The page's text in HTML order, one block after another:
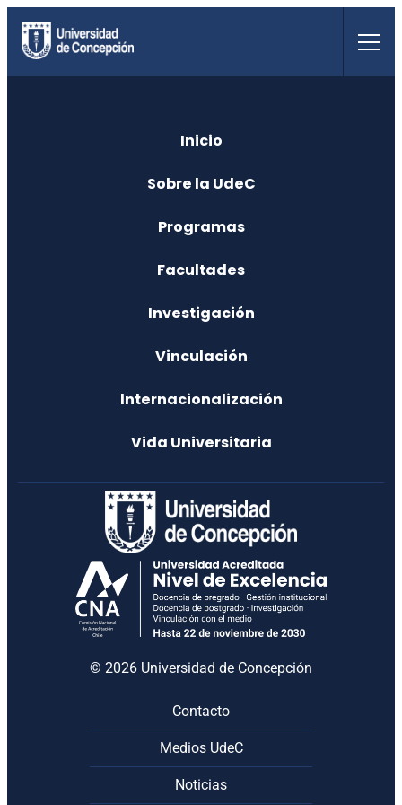
contenido
Inicio
Sobre la UdeC
Programas
Facultades
Investigación
Vinculación
Internacionalización
Vida Universitaria
© 2026 Universidad de Concepción
Contacto
Medios UdeC
Noticias